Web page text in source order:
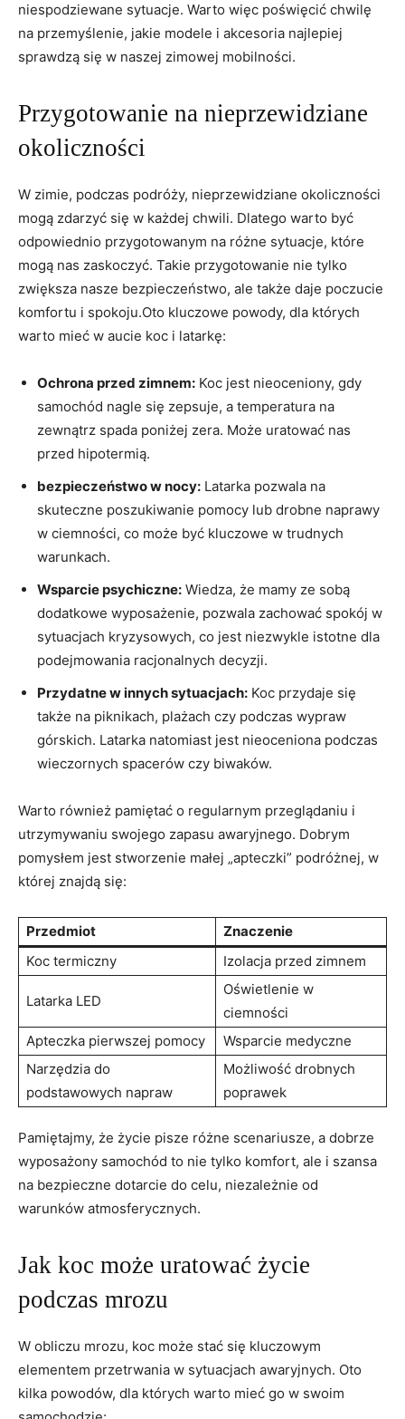
niespodziewane sytuacje. Warto‌ więc ⁢poświęcić⁣ chwilę
na przemyślenie, jakie modele⁤ i akcesoria najlepiej
⁤sprawdzą się w naszej zimowej mobilności.
Przygotowanie na nieprzewidziane
okoliczności
W zimie, ⁣podczas podróży, nieprzewidziane okoliczności
mogą ⁢zdarzyć się⁤ w⁤ każdej chwili. Dlatego warto być
⁣odpowiednio przygotowanym ⁤na różne ⁤sytuacje,‍ które
mogą ⁣nas zaskoczyć. Takie‌ przygotowanie nie tylko
zwiększa ⁢nasze bezpieczeństwo, ale⁣ także daje ⁤poczucie ​
komfortu i spokoju.Oto kluczowe powody, dla których
warto mieć w ‍aucie ​koc i latarkę:
Ochrona przed zimnem: Koc jest nieoceniony, gdy
samochód nagle się zepsuje, a temperatura na⁣
zewnątrz spada poniżej zera. Może uratować nas
przed hipotermią.
bezpieczeństwo w nocy: Latarka pozwala na
skuteczne poszukiwanie ​pomocy lub drobne ⁢naprawy
w ciemności, co może być kluczowe w trudnych
warunkach.
Wsparcie psychiczne: Wiedza, ‌że mamy ‍ze sobą
⁣dodatkowe wyposażenie,⁢ pozwala zachować spokój w
sytuacjach kryzysowych, co⁤ jest niezwykle​ istotne⁢ dla
podejmowania racjonalnych decyzji.
Przydatne ⁣w ⁤innych sytuacjach: Koc przydaje się
także ⁢na piknikach, plażach ⁤czy podczas wypraw
górskich. Latarka natomiast jest nieoceniona podczas
wieczornych⁣ spacerów czy biwaków.
Warto również⁣ pamiętać o regularnym przeglądaniu i
utrzymywaniu swojego‍ zapasu awaryjnego. Dobrym
pomysłem jest stworzenie ‌małej⁢ „apteczki”⁤ podróżnej, w
której⁢ znajdą się:
Przedmiot
Znaczenie
Koc termiczny
Izolacja przed zimnem
Latarka LED
Oświetlenie w
ciemności
Apteczka ⁢pierwszej pomocy
Wsparcie medyczne
Narzędzia do‌
podstawowych napraw
Możliwość drobnych
poprawek
Pamiętajmy, że życie pisze różne scenariusze, a dobrze
wyposażony⁣ samochód to nie tylko komfort, ale i szansa
na bezpieczne dotarcie do celu, niezależnie od
warunków atmosferycznych.
Jak koc może uratować życie⁣
podczas ​mrozu
W obliczu mrozu, koc może stać się kluczowym⁢
elementem ​przetrwania w sytuacjach awaryjnych. Oto
kilka powodów, ⁢dla których warto mieć go w swoim